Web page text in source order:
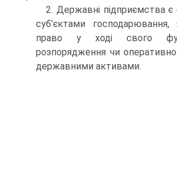
2. Державні підприємства є
суб’єктами
право у ході свого
розпорядження чи
державними активами.